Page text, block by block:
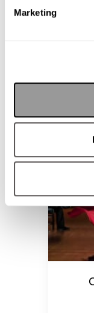
Marketing